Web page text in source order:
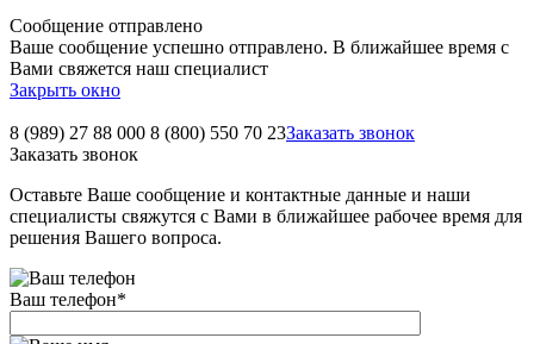
Сообщение отправлено
Ваше сообщение успешно отправлено. В ближайшее время с
Вами свяжется наш специалист
Закрыть окно
8 (989) 27 88 000 8 (800) 550 70 23Заказать звонок
Заказать звонок
Оставьте Ваше сообщение и контактные данные и наши
специалисты свяжутся с Вами в ближайшее рабочее время для
решения Вашего вопроса.
Ваш телефон*